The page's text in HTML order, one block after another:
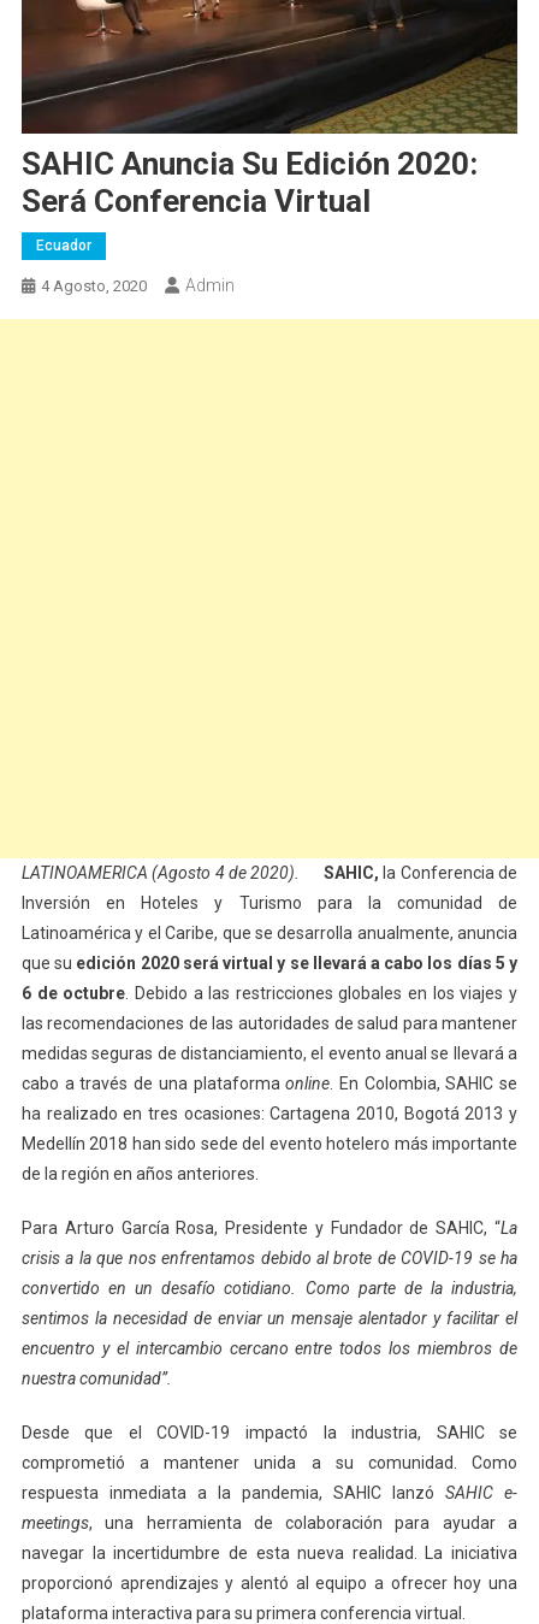
SAHIC Anuncia Su Edición 2020:
Será Conferencia Virtual
Ecuador
4 Agosto, 2020 Admin
LATINOAMERICA (Agosto 4 de 2020). SAHIC, la Conferencia de
Inversión en Hoteles y Turismo para la comunidad de
Latinoamérica y el Caribe, que se desarrolla anualmente, anuncia
que su edición 2020 será virtual y se llevará a cabo los días 5 y
6 de octubre . Debido a las restricciones globales en los viajes y
las recomendaciones de las autoridades de salud para mantener
medidas seguras de distanciamiento, el evento anual se llevará a
cabo a través de una plataformaonline . En Colombia, SAHIC se
ha realizado en tres ocasiones: Cartagena 2010, Bogotá 2013 y
Medellín 2018 han sido sede del evento hotelero más importante
de la región en años anteriores.
Para Arturo García Rosa, Presidente y Fundador de SAHIC, “La
crisis a la que nos enfrentamos debido al brote de COVID-19 se ha
convertido en un desafío cotidiano. Como parte de la industria,
sentimos la necesidad de enviar un mensaje alentador y facilitar el
encuentro y el intercambio cercano entre todos los miembros de
nuestra comunidad”.
Desde que el COVID-19 impactó la industria, SAHIC se
comprometió a mantener unida a su comunidad. Como
respuesta inmediata a la pandemia, SAHIC lanzóSAHIC e-
meetings, una herramienta de colaboración para ayudar a
navegar la incertidumbre de esta nueva realidad. La iniciativa
proporcionó aprendizajes y alentó al equipo a ofrecer hoy una
plataforma interactiva para su primera conferencia virtual.